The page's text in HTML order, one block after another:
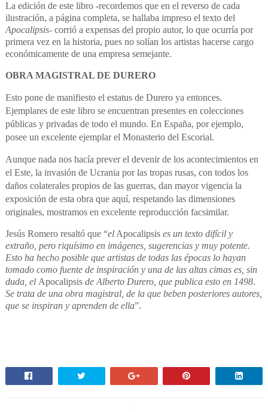
La edición de este libro -recordemos que en el reverso de cada
ilustración, a página completa, se hallaba impreso el texto del
Apocalipsis- corrió a expensas del propio autor, lo que ocurría por
primera vez en la historia, pues no solían los artistas hacerse cargo
económicamente de una empresa semejante.
OBRA MAGISTRAL DE DURERO
Esto pone de manifiesto el estatus de Durero ya entonces.
Ejemplares de este libro se encuentran presentes en colecciones
públicas y privadas de todo el mundo. En España, por ejemplo,
posee un excelente ejemplar el Monasterio del Escorial.
Aunque nada nos hacía prever el devenir de los acontecimientos en
el Este, la invasión de Ucrania por las tropas rusas, con todos los
daños colaterales propios de las guerras, dan mayor vigencia la
exposición de esta obra que aquí, respetando las dimensiones
originales, mostramos en excelente reproducción facsimilar.
Jesús Romero resaltó que “elApocalipsis es un texto difícil y
extraño, pero riquísimo en imágenes, sugerencias y muy potente.
Esto ha hecho posible que artistas de todas las épocas lo hayan
tomado como fuente de inspiración y una de las altas cimas es, sin
duda, el Apocalipsis de Alberto Durero, que publica esto en 1498.
Se trata de una obra magistral, de la que beben posteriores autores,
que se inspiran y aprenden de ella”.